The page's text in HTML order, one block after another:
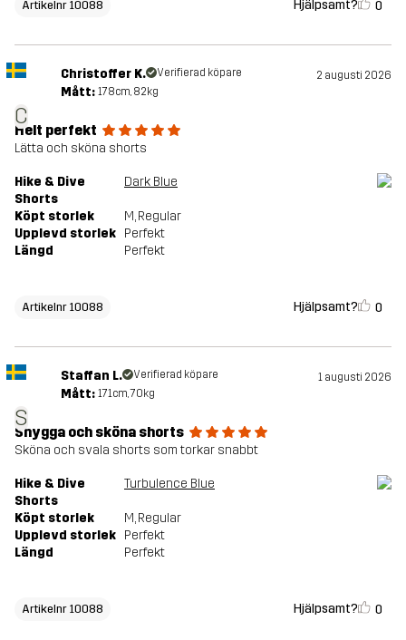
Artikelnr 10088 Hjälpsamt? 0
C
Christoffer K. Verifierad köpare 2 augusti 2026
Mått: 178cm, 82kg
Helt perfekt
Lätta och sköna shorts
Hike & Dive
Shorts
Dark Blue
Köpt storlek M, Regular
Upplevd storlek Perfekt
Längd
Perfekt
Artikelnr 10088 Hjälpsamt? 0
S
Staffan L. Verifierad köpare 1 augusti 2026
Mått: 171cm, 70kg
Snygga och sköna shorts
Sköna och svala shorts som torkar snabbt
Hike & Dive
Shorts
Turbulence Blue
Köpt storlek M, Regular
Upplevd storlek Perfekt
Längd
Perfekt
Artikelnr 10088 Hjälpsamt? 0